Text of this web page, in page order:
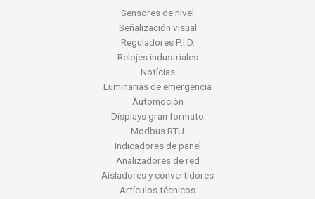
Sensores de nivel
Señalización visual
Reguladores P.I.D.
Relojes industriales
Notícias
Luminarias de emergencia
Automoción
Displays gran formato
Modbus RTU
Indicadores de panel
Analizadores de red
Aisladores y convertidores
Artículos técnicos